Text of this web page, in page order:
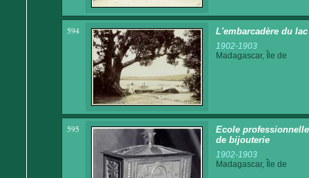
594 L'embarcadère du
1902-1903
Madagascar, Île de
595
Ecole
de bijouterie
1902-1903
Madagascar, Île de